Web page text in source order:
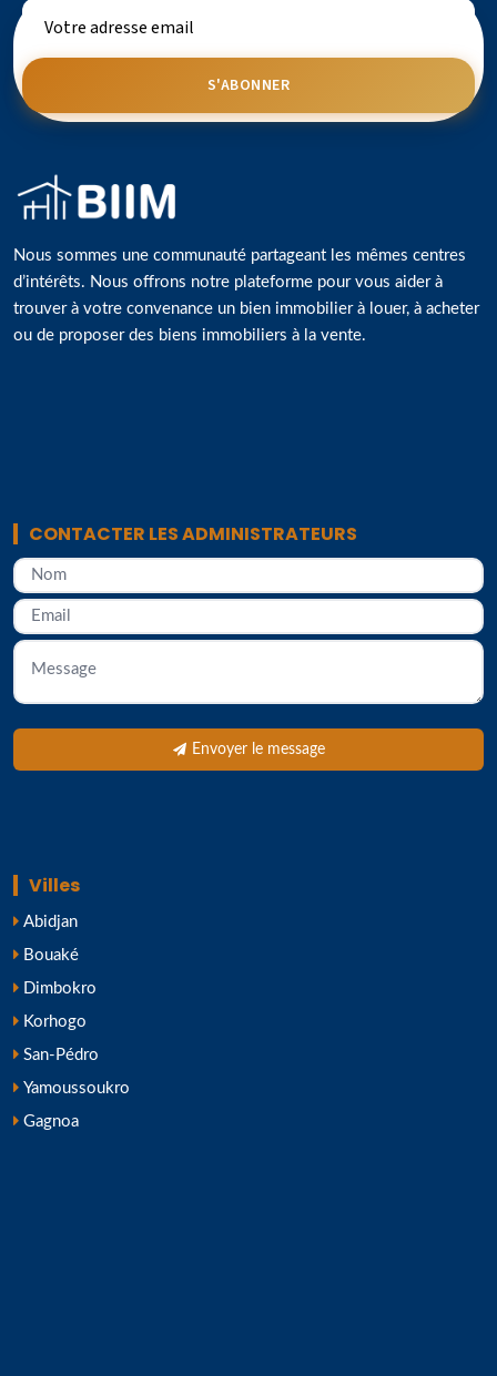
S'ABONNER
Nous sommes une communauté partageant les mêmes centres
d’intérêts. Nous offrons notre plateforme pour vous aider à
trouver à votre convenance un bien immobilier à louer, à acheter
ou de proposer des biens immobiliers à la vente.
CONTACTER LES ADMINISTRATEURS
Envoyer le message
Villes
Abidjan
Bouaké
Dimbokro
Korhogo
San-Pédro
Yamoussoukro
Gagnoa